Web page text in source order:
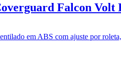
Falcon Volt